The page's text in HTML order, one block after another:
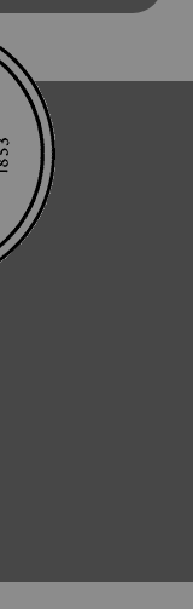
e a qualidade
nos
os
um
diamantes em